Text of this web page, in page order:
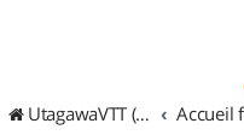
UtagawaVTT (Randos VTT et VTTAE avec traces GPS) Accueil